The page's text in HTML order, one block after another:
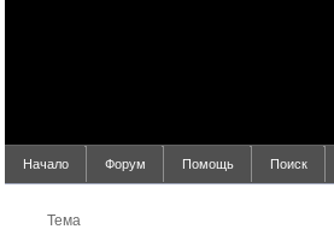
Начало Форум Помощь Поиск
Тема